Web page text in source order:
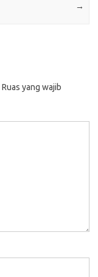
→
Ruas yang wajib